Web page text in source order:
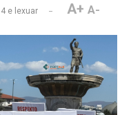
e lexuar A+ A-